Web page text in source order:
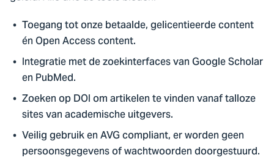
Toegang tot onze betaalde, gelicentieerde content
én Open Access content.
Integratie met de zoekinterfaces van Google Scholar
en PubMed.
Zoeken op DOI om artikelen te vinden vanaf talloze
sites van academische uitgevers.
Veilig gebruik en AVG compliant, er worden geen
persoonsgegevens of wachtwoorden doorgestuurd.